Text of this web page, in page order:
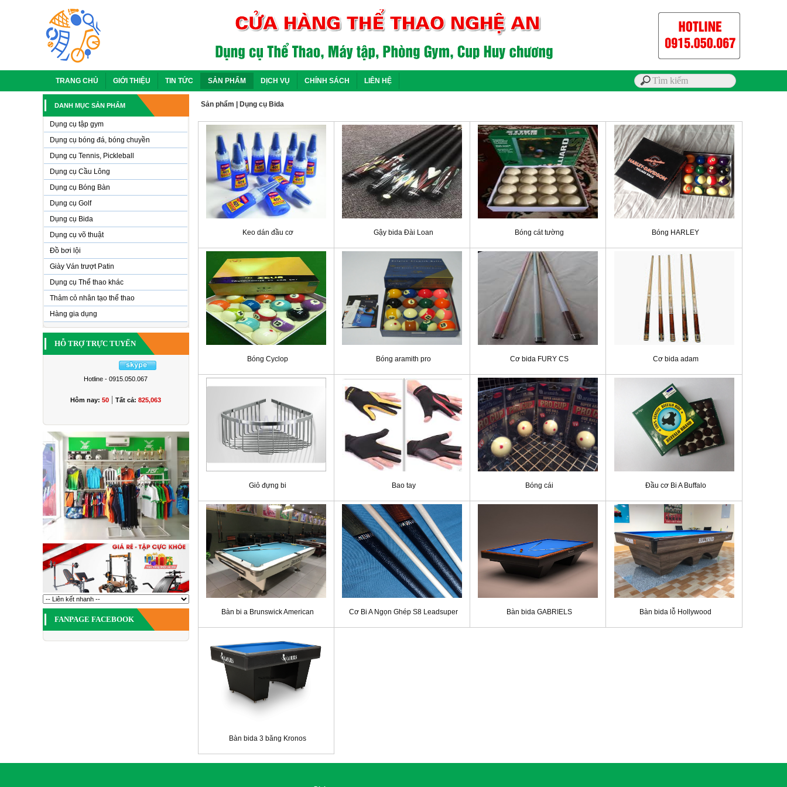
TRANG CHỦ GIỚI THIỆU TIN TỨC SẢN PHẨM DỊCH VỤ CHÍNH SÁCH LIÊN HỆ
DANH MỤC SẢN PHẨM
Dụng cụ tập gym
Dụng cụ bóng đá, bóng chuyền
Dụng cụ Tennis, Pickleball
Dụng cụ Cầu Lông
Dụng cụ Bóng Bàn
Dụng cụ Golf
Dụng cụ Bida
Dụng cụ võ thuật
Đồ bơi lội
Giày Ván trượt Patin
Dụng cụ Thể thao khác
Thảm cỏ nhân tạo thể thao
Hàng gia dụng
HỖ TRỢ TRỰC TUYẾN
Hotline - 0915.050.067
Hôm nay: 50 | Tất cả: 825,063
FANPAGE FACEBOOK
Sản phẩm Dụng cụ Bida
Keo dán đầu cơ Gậy bida Đài Loan Bóng cát tường Bóng HARLEY
Bóng Cyclop Bóng aramith pro Cơ bida FURY CS Cơ bida adam
Giỏ đựng bi Bao tay Bóng cái Đầu cơ Bi A Buffalo
Bàn bi a Brunswick American Cơ Bi A Ngọn Ghép S8 Leadsuper Bàn bida GABRIELS Bàn bida lỗ Hollywood
Bàn bida 3 băng Kronos